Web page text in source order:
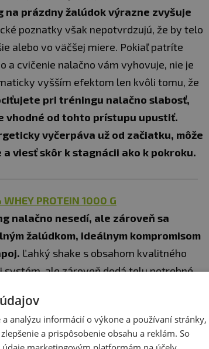
na prázdny žalúdok výrazne zvyšuje
poznatky však nepotvrdzujú, že by telo
alebo vo väčšej miere. Pokiaľ patríte
a cvičenie nalačno vám vyhovuje, nie je
vyšším efektom len kvôli tomu, že
pri tréningu nalačno slabosť,
vhodné od tohto prístupu upustiť.
vyčerpáva už od začiatku, môže
viesť skôr k stagnácii ako k pokroku.
PROTEIN 1000 G
nalačno nesedí, ale zároveň sa
žalúdkom, ideálnym kompromisom
Ľahký shake s obsahom kvalitného
ale zároveň dodá telu potrebné
rozkladu svalovej hmoty pri cvičení.
analýzu informácií o výkone a používaní stránky,
a prispôsobenie obsahu a reklám. So